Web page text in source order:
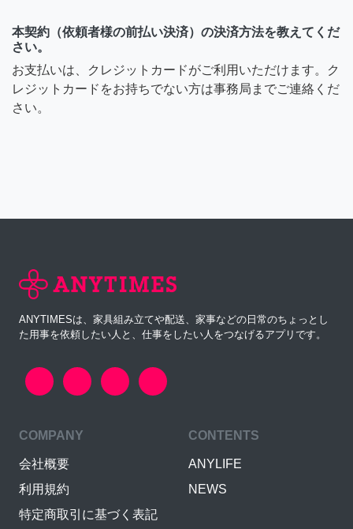
本契約（依頼者様の前払い決済）の決済方法を教えてくだ
さい。
お支払いは、クレジットカードがご利用いただけます。ク
レジットカードをお持ちでない方は事務局までご連絡くだ
さい。
ANYTIMESは、家具組み立てや配送、家事などの日常のちょっとし
た用事を依頼したい人と、仕事をしたい人をつなげるアプリです。
COMPANY
会社概要
利用規約
特定商取引に基づく表記
CONTENTS
ANYLIFE
NEWS